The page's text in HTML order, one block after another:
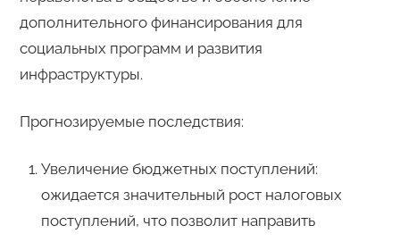
дополнительного финансирования для
социальных программ и развития
инфраструктуры.
Прогнозируемые последствия:
Увеличение бюджетных поступлений:
ожидается значительный рост налоговых
поступлений, что позволит направить